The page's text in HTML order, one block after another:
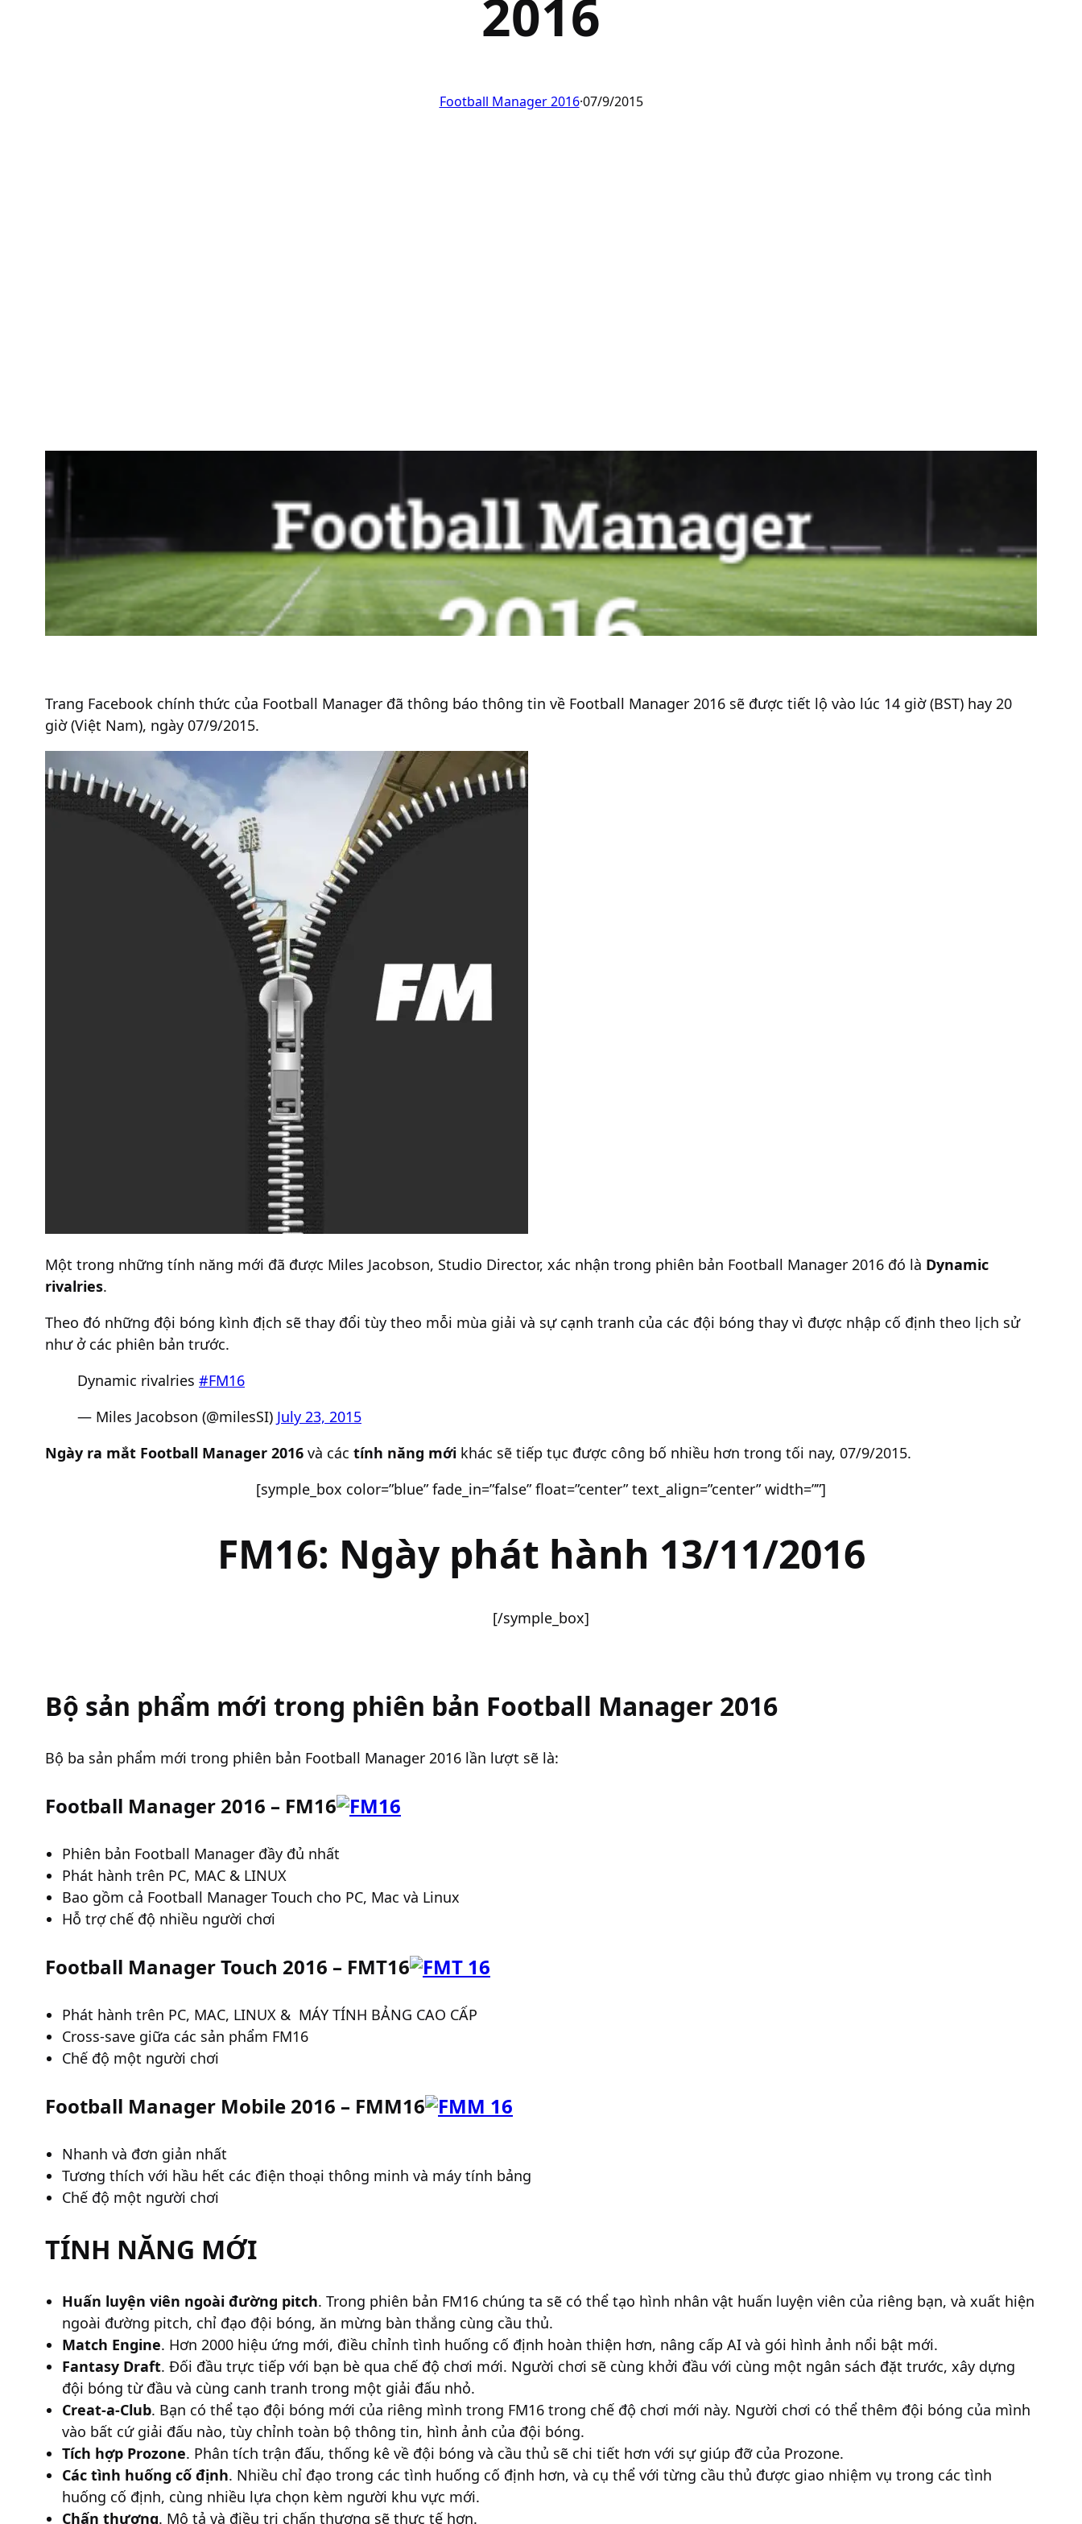
2016
Football Manager 2016·07/9/2015
Trang Facebook chính thức của Football Manager đã thông báo thông tin về Football Manager 2016 sẽ được tiết lộ vào lúc 14 giờ (BST) hay 20
giờ (Việt Nam), ngày 07/9/2015.
Một trong những tính năng mới đã được Miles Jacobson, Studio Director, xác nhận trong phiên bản Football Manager 2016 đó là Dynamic
rivalries.
Theo đó những đội bóng kình địch sẽ thay đổi tùy theo mỗi mùa giải và sự cạnh tranh của các đội bóng thay vì được nhập cố định theo lịch sử
như ở các phiên bản trước.
Dynamic rivalries #FM16
— Miles Jacobson (@milesSI) July 23, 2015
Ngày ra mắt Football Manager 2016 và các tính năng mới khác sẽ tiếp tục được công bố nhiều hơn trong tối nay, 07/9/2015.
[symple_box color=”blue” fade_in=”false” float=”center” text_align=”center” width=””]
FM16: Ngày phát hành 13/11/2016
[/symple_box]
Bộ sản phẩm mới trong phiên bản Football Manager 2016
Bộ ba sản phẩm mới trong phiên bản Football Manager 2016 lần lượt sẽ là:
Football Manager 2016 – FM16
Phiên bản Football Manager đầy đủ nhất
Phát hành trên PC, MAC & LINUX
Bao gồm cả Football Manager Touch cho PC, Mac và Linux
Hỗ trợ chế độ nhiều người chơi
Football Manager Touch 2016 – FMT16
Phát hành trên PC, MAC, LINUX & MÁY TÍNH BẢNG CAO CẤP
Cross-save giữa các sản phẩm FM16
Chế độ một người chơi
Football Manager Mobile 2016 – FMM16
Nhanh và đơn giản nhất
Tương thích với hầu hết các điện thoại thông minh và máy tính bảng
Chế độ một người chơi
TÍNH NĂNG MỚI
Huấn luyện viên ngoài đường pitch. Trong phiên bản FM16 chúng ta sẽ có thể tạo hình nhân vật huấn luyện viên của riêng bạn, và xuất hiện
ngoài đường pitch, chỉ đạo đội bóng, ăn mừng bàn thắng cùng cầu thủ.
Match Engine. Hơn 2000 hiệu ứng mới, điều chỉnh tình huống cố định hoàn thiện hơn, nâng cấp AI và gói hình ảnh nổi bật mới.
Fantasy Draft. Đối đầu trực tiếp với bạn bè qua chế độ chơi mới. Người chơi sẽ cùng khởi đầu với cùng một ngân sách đặt trước, xây dựng
đội bóng từ đầu và cùng canh tranh trong một giải đấu nhỏ.
Creat-a-Club. Bạn có thể tạo đội bóng mới của riêng mình trong FM16 trong chế độ chơi mới này. Người chơi có thể thêm đội bóng của mình
vào bất cứ giải đấu nào, tùy chỉnh toàn bộ thông tin, hình ảnh của đội bóng.
Tích hợp Prozone. Phân tích trận đấu, thống kê về đội bóng và cầu thủ sẽ chi tiết hơn với sự giúp đỡ của Prozone.
Các tình huống cố định. Nhiều chỉ đạo trong các tình huống cố định hơn, và cụ thể với từng cầu thủ được giao nhiệm vụ trong các tình
huống cố định, cùng nhiều lựa chọn kèm người khu vực mới.
Chấn thương. Mô tả và điều trị chấn thương sẽ thực tế hơn.